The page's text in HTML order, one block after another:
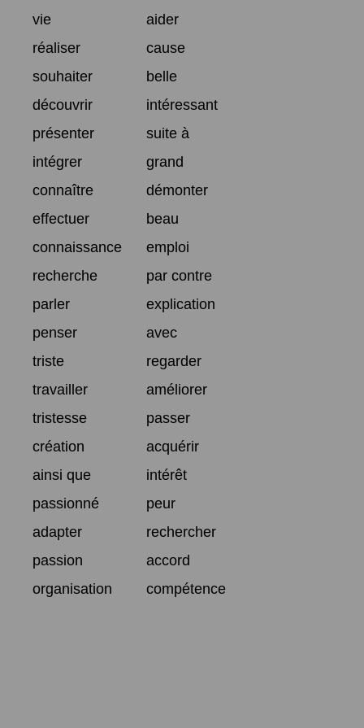
vie
aider
réaliser
cause
souhaiter
belle
découvrir
intéressant
présenter
suite à
intégrer
grand
connaître
démonter
effectuer
beau
connaissance
emploi
recherche
par contre
parler
explication
penser
avec
triste
regarder
travailler
améliorer
tristesse
passer
création
acquérir
ainsi que
intérêt
passionné
peur
adapter
rechercher
passion
accord
organisation
compétence